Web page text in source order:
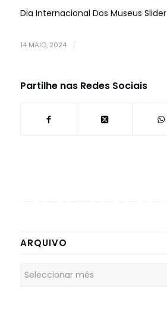
Dia Internacional Dos Museus Slider
14 MAIO, 2024 /
Partilhe nas Redes Sociais
ARQUIVO